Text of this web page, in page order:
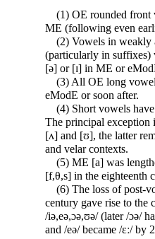
(1) OE rounded front
ME (following even
(2) Vowels in weakly
(particularly in suffixes)
[ə] or [ɪ] in ME or
(3) All OE long
eModE or soon after.
(4) Short vowels have
The principal
[ʌ] and [ʊ], the latter
and velar contexts.
(5) ME [a] was
[f,θ,s] in the eighteenth
(6) The loss of post-
century gave rise to the
/iə,eə,ɔə,ʊə/ (later /ɔə/
and /eə/ became /ɛː/ by